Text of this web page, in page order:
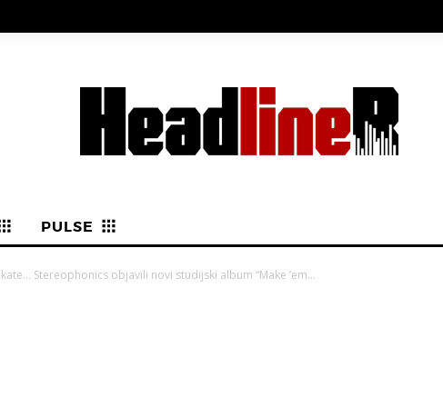
PULSE
Stereophonics objavili novi studijski album “Make ’em...